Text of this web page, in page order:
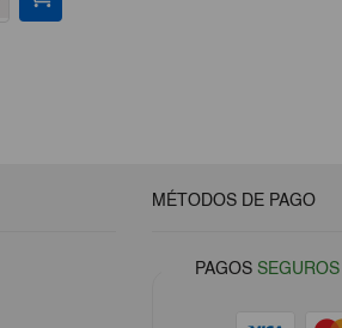
MÉTODOS DE PAGO
PAGOS SEGUROS